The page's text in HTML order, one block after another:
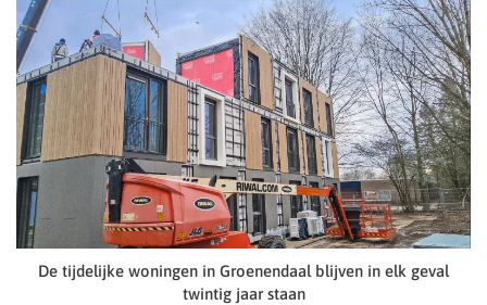
De tijdelijke woningen in Groenendaal blijven in elk geval
twintig jaar staan